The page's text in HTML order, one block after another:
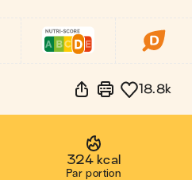
18.8k
324 kcal
Par portion